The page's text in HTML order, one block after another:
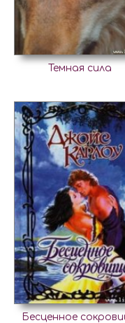
Темная сила
Бесценное